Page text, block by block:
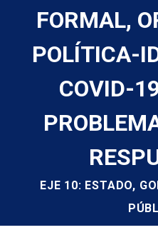
FORMAL,
POLÍTICA-
COVID-
EJE 10: ESTADO,